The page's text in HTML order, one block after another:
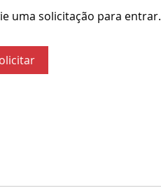
uma solicitação para entrar.